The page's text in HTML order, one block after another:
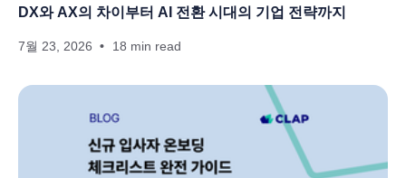
DX와 AX의 차이부터 AI 전환 시대의 기업 전략까지
7월 23, 2026 18 min read